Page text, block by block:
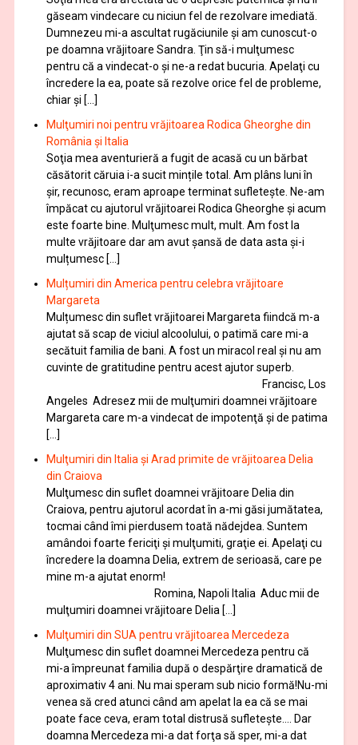
găseam vindecare cu niciun fel de rezolvare imediată.
Dumnezeu mi-a ascultat rugăciunile şi am cunoscut-o
pe doamna vrăjitoare Sandra. Ţin să-i mulţumesc
pentru că a vindecat-o şi ne-a redat bucuria. Apelaţi cu
încredere la ea, poate să rezolve orice fel de probleme,
chiar şi […]
Mulţumiri noi pentru vrăjitoarea Rodica Gheorghe din
România și Italia
Soţia mea aventurieră a fugit de acasă cu un bărbat
căsătorit căruia i-a sucit mințile total. Am plâns luni în
șir, recunosc, eram aproape terminat sufletește. Ne-am
împăcat cu ajutorul vrăjitoarei Rodica Gheorghe şi acum
este foarte bine. Mulţumesc mult, mult. Am fost la
multe vrăjitoare dar am avut șansă de data asta și-i
mulțumesc […]
Mulțumiri din America pentru celebra vrăjitoare
Margareta
Mulțumesc din suflet vrăjitoarei Margareta fiindcă m-a
ajutat să scap de viciul alcoolului, o patimă care mi-a
secătuit familia de bani. A fost un miracol real și nu am
cuvinte de gratitudine pentru acest ajutor superb.
Francisc, Los
Angeles Adresez mii de mulţumiri doamnei vrăjitoare
Margareta care m-a vindecat de impotenţă şi de patima
[…]
Mulţumiri din Italia și Arad primite de vrăjitoarea Delia
din Craiova
Mulţumesc din suflet doamnei vrăjitoare Delia din
Craiova, pentru ajutorul acordat în a-mi găsi jumătatea,
tocmai când îmi pierdusem toată nădejdea. Suntem
amândoi foarte fericiţi şi mulţumiti, graţie ei. Apelaţi cu
încredere la doamna Delia, extrem de serioasă, care pe
mine m-a ajutat enorm!
Romina, Napoli Italia Aduc mii de
mulţumiri doamnei vrăjitoare Delia […]
Mulţumiri din SUA pentru vrăjitoarea Mercedeza
Mulţumesc din suflet doamnei Mercedeza pentru că
mi-a împreunat familia după o despărţire dramatică de
aproximativ 4 ani. Nu mai speram sub nicio formă!Nu-mi
venea să cred atunci când am apelat la ea că se mai
poate face ceva, eram total distrusă sufleteşte…. Dar
doamna Mercedeza mi-a dat forţa să sper, mi-a dat